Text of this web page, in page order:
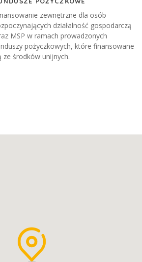
zewnętrzne dla osób
działalność gospodarczą
MSP w ramach prowadzonych
pożyczkowych, które finansowane
ze środków unijnych.